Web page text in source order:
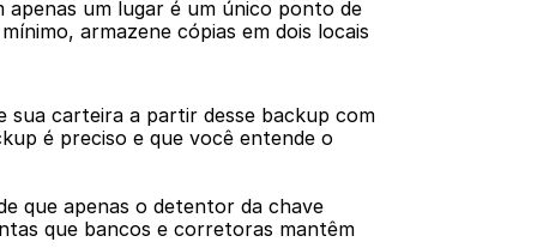
apenas um lugar é um único ponto de
armazene cópias em dois locais
sua carteira a partir desse backup com
é preciso e que você entende o
que apenas o detentor da chave
que bancos e corretoras mantêm